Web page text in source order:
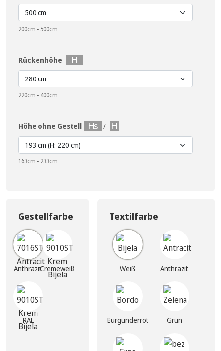
200cm - 500cm
Rückenhöhe
220cm - 400cm
Höhe ohne Gestell /
163cm - 233cm
Gestellfarbe
AnthrazitCremeweiß
RAL
Textilfarbe
Weiß Anthrazit
Burgunderrot Grün